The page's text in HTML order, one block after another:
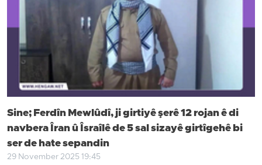
Sine; Ferdîn Mewlûdî, ji girtiyê şerê 12 rojan ê di
navbera Îran û Îsraîlê de 5 sal sizayê girtîgehê bi
ser de hate sepandin
29 November 2025 19:45